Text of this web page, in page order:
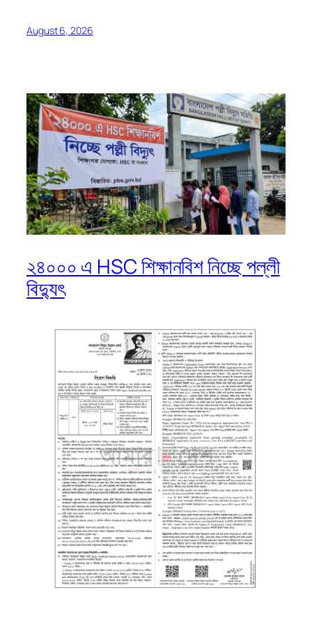
August 6, 2026
২৪০০০ এ HSC শিক্ষানবিশ নিচ্ছে পল্লী
বিদ্যুৎ